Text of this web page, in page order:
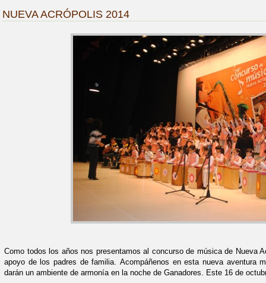
NUEVA ACRÓPOLIS 2014
Como todos los años nos presentamos al concurso de música de Nueva
apoyo de los padres de familia. Acompáñenos en esta nueva aventura
darán un ambiente de armonía en la noche de Ganadores. Este 16 de